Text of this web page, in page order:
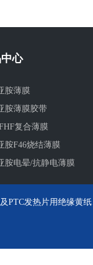
心
胺薄膜
胺薄膜胶带
复合薄膜
胺F46烧结薄膜
胺电晕/抗静电薄膜
PTC发热片用绝缘黄